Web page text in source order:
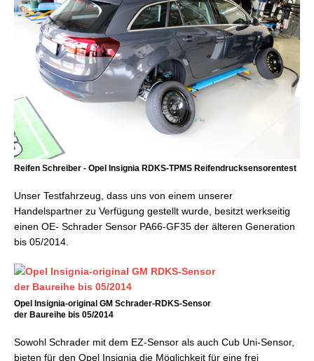
Reifen Schreiber - Opel Insignia RDKS-TPMS Reifendrucksensorentest
Unser Testfahrzeug, dass uns von einem unserer
Handelspartner zu Verfügung gestellt wurde, besitzt werkseitig
einen OE- Schrader Sensor PA66-GF35 der älteren Generation
bis 05/2014.
Opel Insignia-original GM Schrader-RDKS-Sensor
der Baureihe bis 05/2014
Sowohl Schrader mit dem EZ-Sensor als auch Cub Uni-Sensor,
bieten für den Opel Insignia die Möglichkeit für eine frei